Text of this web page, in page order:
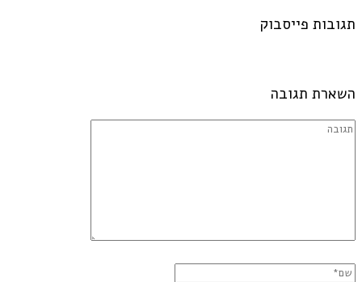
תגובות פייסבוק
השארת תגובה